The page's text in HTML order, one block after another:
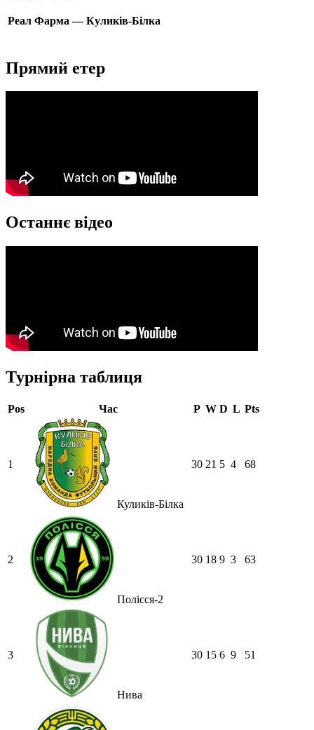
Реал Фарма — Куликів-Білка
Прямий етер
Останнє відео
Турнірна таблиця
Pos Час P W D L Pts
1
Куликів-Білка
30 21 5 4 68
2
Полісся-2
30 18 9 3 63
3
Нива
30 15 6 9 51